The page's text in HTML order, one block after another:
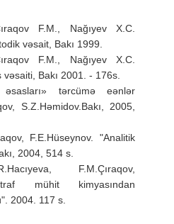
F.M., Nağıyev X.C.
vəsait, Bakı 1999.
F.M., Nağıyev X.C.
Bakı 2001. - 176s.
əsasları» tərcümə eənlər
S.Z.Həmidov.Bakı, 2005,
F.E.Hüseynov. "Analitik
2004, 514 s.
F.M.Çıraqov,
mühit kimyasından
2004. 117 s.